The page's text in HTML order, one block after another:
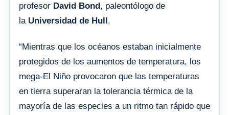
profesor David Bond, paleontólogo de
la Universidad de Hull.
“Mientras que los océanos estaban inicialmente
protegidos de los aumentos de temperatura, los
mega-El Niño provocaron que las temperaturas
en tierra superaran la tolerancia térmica de la
mayoría de las especies a un ritmo tan rápido que